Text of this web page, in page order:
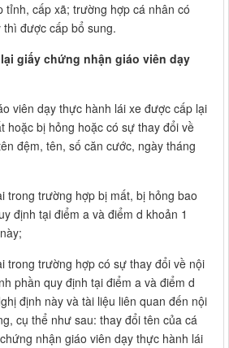
tỉnh, cấp xã; trường hợp cá nhân có
được cấp bổ sung.
giấy chứng nhận giáo viên dạy
viên dạy thực hành lái xe được cấp lại
hoặc bị hỏng hoặc có sự thay đổi về
đệm, tên, số căn cước, ngày tháng
trong trường hợp bị mất, bị hỏng bao
định tại điểm a và điểm d khoản 1
trong trường hợp có sự thay đổi về nội
phần quy định tại điểm a và điểm d
định này và tài liệu liên quan đến nội
cụ thể như sau: thay đổi tên của cá
nhận giáo viên dạy thực hành lái